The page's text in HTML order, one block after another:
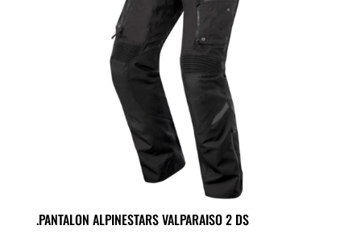
.PANTALON ALPINESTARS VALPARAISO 2 DS